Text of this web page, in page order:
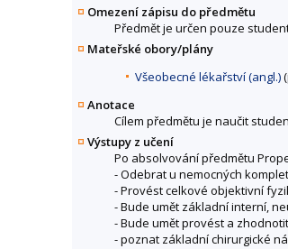
Omezení zápisu do předmětu
Předmět je určen pouze
Mateřské obory/plány
Všeobecné lékařství (angl.)
Anotace
Cílem předmětu je naučit
Výstupy z učení
Po absolvování předmětu
- Odebrat u nemocných
- Provést celkové objektivní
- Bude umět základní interní,
- Bude umět provést a
- poznat základní chirurgické